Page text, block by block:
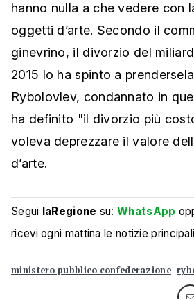
hanno nulla a che vedere con
oggetti d’arte. Secondo il
ginevrino, il divorzio del
2015 lo ha spinto a
Rybolovlev, condannato in
ha definito "il divorzio più
voleva deprezzare il valore
d’arte.
Segui laRegione su:WhatsApp
ricevi ogni mattina le notizie principali
ministero pubblico confederazione